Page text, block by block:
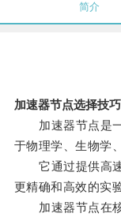
简介
加速器节点选择技巧
加速器节点是一
于物理学、生物学
它通过提供高速
更精确和高效的实验
加速器节点在核